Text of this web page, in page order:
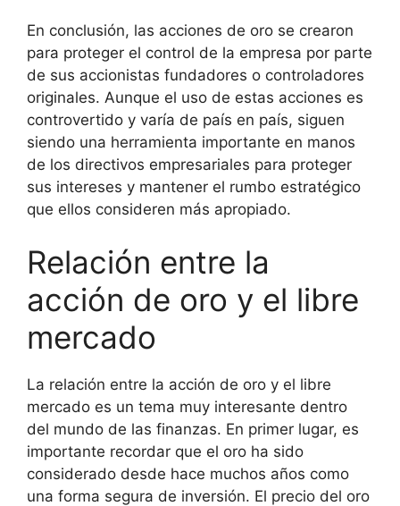
En conclusión, las acciones de oro se crearon
para proteger el control de la empresa por parte
de sus accionistas fundadores o controladores
originales. Aunque el uso de estas acciones es
controvertido y varía de país en país, siguen
siendo una herramienta importante en manos
de los directivos empresariales para proteger
sus intereses y mantener el rumbo estratégico
que ellos consideren más apropiado.
Relación entre la
acción de oro y el libre
mercado
La relación entre la acción de oro y el libre
mercado es un tema muy interesante dentro
del mundo de las finanzas. En primer lugar, es
importante recordar que el oro ha sido
considerado desde hace muchos años como
una forma segura de inversión. El precio del oro